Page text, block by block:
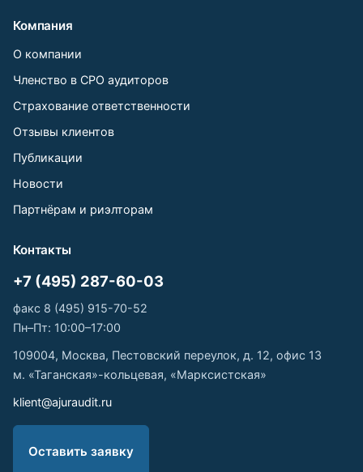
Компания
О компании
Членство в СРО аудиторов
Страхование ответственности
Отзывы клиентов
Публикации
Новости
Партнёрам и риэлторам
Контакты
+7 (495) 287-60-03
факс 8 (495) 915-70-52
Пн–Пт: 10:00–17:00
109004, Москва, Пестовский переулок, д. 12, офис 13
м. «Таганская»-кольцевая, «Марксистская»
klient@ajuraudit.ru
Оставить заявку